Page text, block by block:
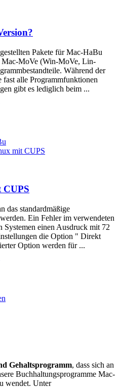
Pakete für Mac-HaBu
MoVe (Win-MoVe, Lin-
Während der
fast alle Programmfunktionen
gibt es lediglich beim ...
mit CUPS
das standardmäßige
Ein Fehler im verwendeten
Systemen einen Ausdruck mit 72
die Option " Direkt
Option werden für ...
Gehaltsprogramm, dass sich an
Buchhaltungsprogramme Mac-
wendet. Unter